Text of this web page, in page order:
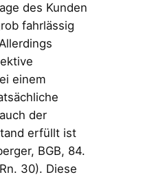
des Kunden
fahrlässig
einem
der
erfüllt ist
BGB, 84.
30). Diese